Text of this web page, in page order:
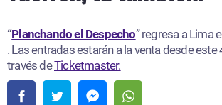
“Planchando el Despecho” regresa a Lima
. Las entradas estarán a la venta desde este
través deTicketmaster.